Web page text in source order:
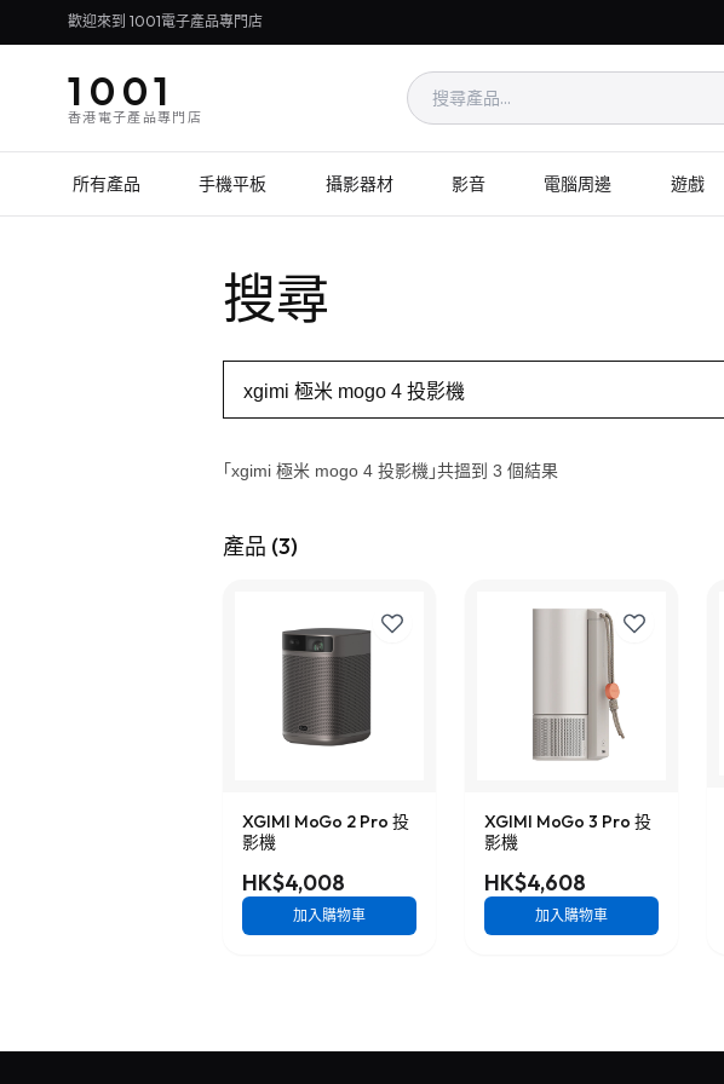
歡迎來到 1001電子產品專門店
1001
香港電子產品專門店
所有產品 手機平板 攝影器材 影音 電腦周邊 遊戲
搜尋
「xgimi 極米 mogo 4 投影機」共搵到 3 個結果
產品 (3)
XGIMI MoGo 2 Pro 投
影機
HK$4,008
加入購物車
XGIMI MoGo 3 Pro 投
影機
HK$4,608
加入購物車